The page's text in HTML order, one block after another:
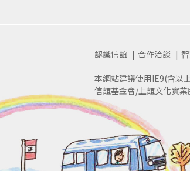
認識信誼 合作洽談
本網站建議使用IE9(含以
信誼基金會/上誼文化實